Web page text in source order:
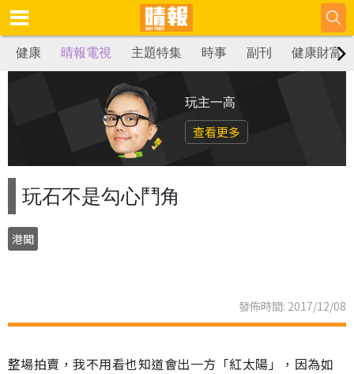
健康 晴報電視 主題特集 時事 副刊 健康財富
玩主一高
查看更多
玩石不是勾心鬥角
港聞
發佈時間: 2017/12/08
整場拍賣，我不用看也知道會出一方「紅太陽」，因為如